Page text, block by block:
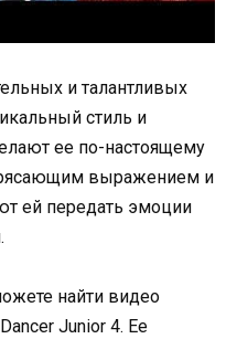
и талантливых
стиль и
ее по-настоящему
выражением и
ей передать эмоции
найти видео
Junior 4. Ее